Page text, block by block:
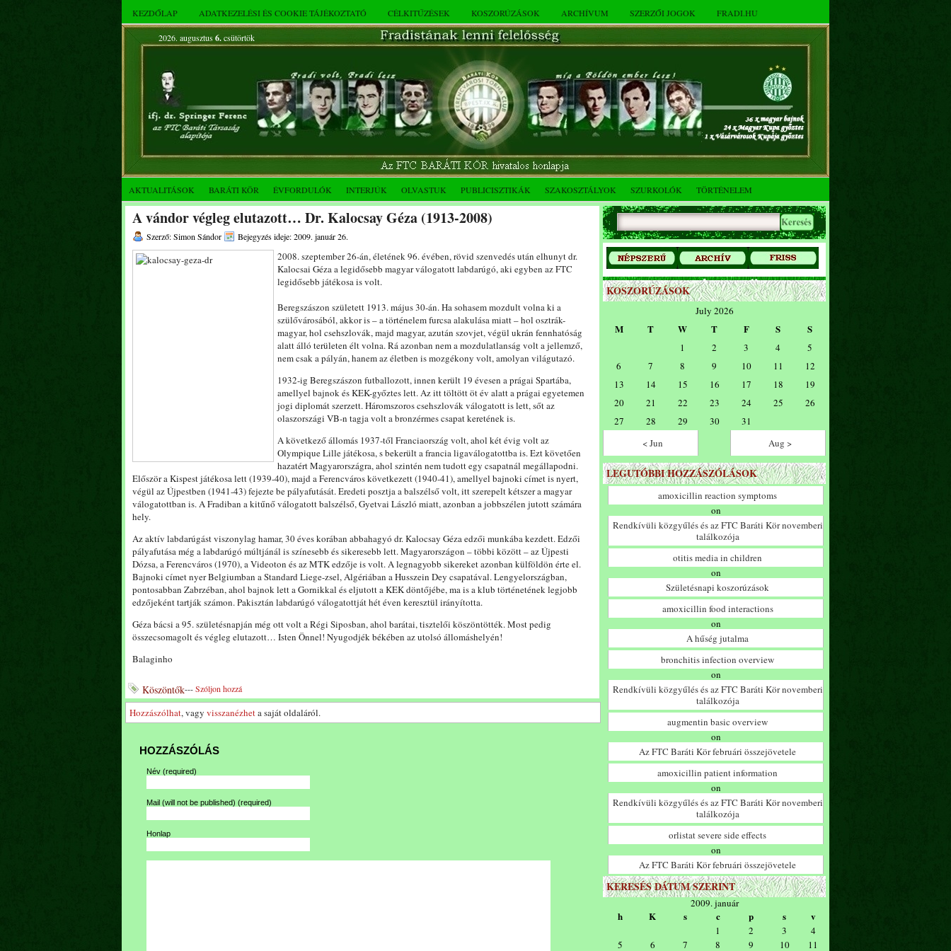
KEZDŐLAP ADATKEZELÉSI ÉS COOKIE TÁJÉKOZTATÓ CÉLKITŰZÉSEK KOSZORÚZÁSOK ARCHÍVUM SZERZŐI JOGOK FRADI.HU
2026. augusztus 6.csütörtök
AKTUALITÁSOK BARÁTI KÖR ÉVFORDULÓK INTERJÚK OLVASTUK PUBLICISZTIKÁK SZAKOSZTÁLYOK SZURKOLÓK TÖRTÉNELEM
A vándor végleg elutazott… Dr. Kalocsay Géza (1913-2008)
Szerző: Simon Sándor Bejegyzés ideje: 2009. január 26.
2008. szeptember 26-án, életének 96. évében, rövid szenvedés után elhunyt dr.
Kalocsai Géza a legidősebb magyar válogatott labdarúgó, aki egyben az FTC
legidősebb játékosa is volt.
Beregszászon született 1913. május 30-án. Ha sohasem mozdult volna ki a
szülővárosából, akkor is – a történelem furcsa alakulása miatt – hol osztrák-
magyar, hol csehszlovák, majd magyar, azután szovjet, végül ukrán fennhatóság
alatt álló területen élt volna. Rá azonban nem a mozdulatlanság volt a jellemző,
nem csak a pályán, hanem az életben is mozgékony volt, amolyan világutazó.
1932-ig Beregszászon futballozott, innen került 19 évesen a prágai Spartába,
amellyel bajnok és KEK-győztes lett. Az itt töltött öt év alatt a prágai egyetemen
jogi diplomát szerzett. Háromszoros csehszlovák válogatott is lett, sőt az
olaszországi VB-n tagja volt a bronzérmes csapat keretének is.
A következő állomás 1937-től Franciaország volt, ahol két évig volt az
Olympique Lille játékosa, s bekerült a francia ligaválogatottba is. Ezt követően
hazatért Magyarországra, ahol szintén nem tudott egy csapatnál megállapodni.
Először a Kispest játékosa lett (1939-40), majd a Ferencváros következett (1940-41), amellyel bajnoki címet is nyert,
végül az Újpestben (1941-43) fejezte be pályafutását. Eredeti posztja a balszélső volt, itt szerepelt kétszer a magyar
válogatottban is. A Fradiban a kitűnő válogatott balszélső, Gyetvai László miatt, azonban a jobbszélen jutott számára
hely.
Az aktív labdarúgást viszonylag hamar, 30 éves korában abbahagyó dr. Kalocsay Géza edzői munkába kezdett. Edzői
pályafutása még a labdarúgó múltjánál is színesebb és sikeresebb lett. Magyarországon – többi között – az Újpesti
Dózsa, a Ferencváros (1970), a Videoton és az MTK edzője is volt. A legnagyobb sikereket azonban külföldön érte el.
Bajnoki címet nyer Belgiumban a Standard Liege-zsel, Algériában a Husszein Dey csapatával. Lengyelországban,
pontosabban Zabrzéban, ahol bajnok lett a Gornikkal és eljutott a KEK döntőjébe, ma is a klub történetének legjobb
edzőjeként tartják számon. Pakisztán labdarúgó válogatottját hét éven keresztül irányította.
Géza bácsi a 95. születésnapján még ott volt a Régi Siposban, ahol barátai, tisztelői köszöntötték. Most pedig
összecsomagolt és végleg elutazott… Isten Önnel! Nyugodjék békében az utolsó állomáshelyén!
Balaginho
Köszöntők---Szóljon hozzá
Hozzászólhat, vagy visszanézheta saját oldaláról.
HOZZÁSZÓLÁS
Név (required)
Mail (will not be published) (required)
Honlap
KOSZORÚZÁSOK
July 2026
M T W T F S S
1 2 3 4
5
6
7 8 9 10 11
12
13
14 15 16 17 18
19
20
21 22 23 24 25
26
27
28 29 30
31
< Jun
Aug >
LEGUTÓBBI HOZZÁSZÓLÁSOK
amoxicillin reaction symptoms
on
Rendkívüli közgyűlés és az FTC Baráti Kör novemberi
találkozója
otitis media in children
on
Születésnapi koszorúzások
amoxicillin food interactions
on
A hűség jutalma
bronchitis infection overview
on
Rendkívüli közgyűlés és az FTC Baráti Kör novemberi
találkozója
augmentin basic overview
on
Az FTC Baráti Kör februári összejövetele
amoxicillin patient information
on
Rendkívüli közgyűlés és az FTC Baráti Kör novemberi
találkozója
orlistat severe side effects
on
Az FTC Baráti Kör februári összejövetele
KERESÉS DÁTUM SZERINT
2009. január
h K s c p s v
1 2 3
4
5
6 7 8 9 10
11